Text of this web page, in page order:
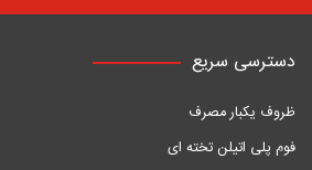
دسترسی سریع
ظروف یکبار مصرف
فوم پلی اتیلن تخته ای